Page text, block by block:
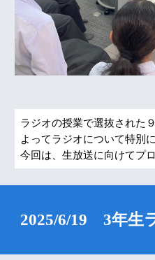
ラジオの授業で選抜された
よってラジオについて特別
今回は、生放送に向けてプ
2025/6/19 3年生